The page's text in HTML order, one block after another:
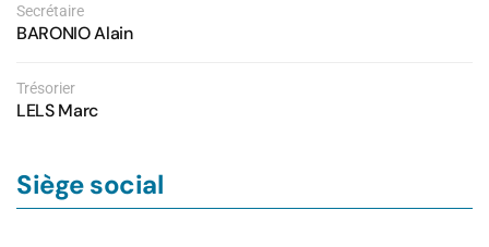
Secrétaire
BARONIO Alain
Trésorier
LELS Marc
Siège social